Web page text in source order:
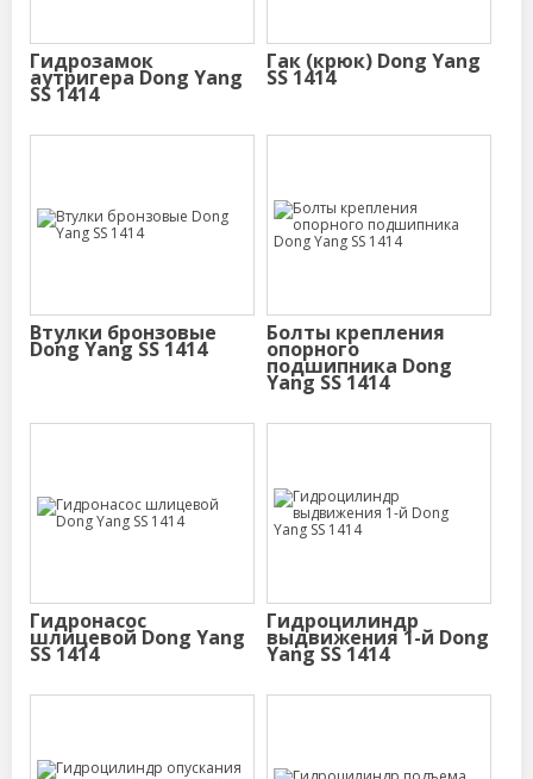
Гидрозамок
аутригера Dong Yang
SS 1414
Гак (крюк) Dong Yang
SS 1414
Втулки бронзовые
Dong Yang SS 1414
Болты крепления
опорного
подшипника Dong
Yang SS 1414
Гидронасос
шлицевой Dong Yang
SS 1414
Гидроцилиндр
выдвижения 1-й Dong
Yang SS 1414